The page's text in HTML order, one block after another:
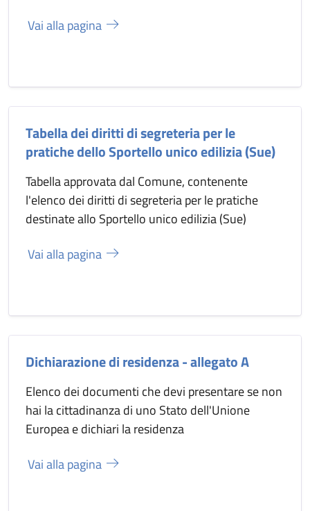
Vai alla pagina
Tabella dei diritti di segreteria per le
pratiche dello Sportello unico edilizia (Sue)
Tabella approvata dal Comune, contenente
l'elenco dei diritti di segreteria per le pratiche
destinate allo Sportello unico edilizia (Sue)
Vai alla pagina
Dichiarazione di residenza - allegato A
Elenco dei documenti che devi presentare se non
hai la cittadinanza di uno Stato dell'Unione
Europea e dichiari la residenza
Vai alla pagina